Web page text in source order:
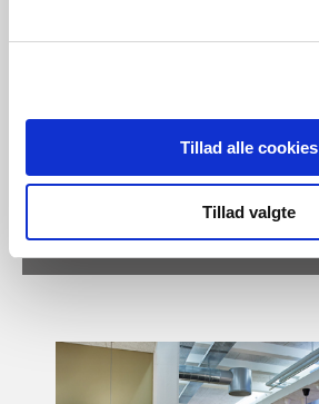
Tillad alle cookies
Tillad valgte
Contactez-nous